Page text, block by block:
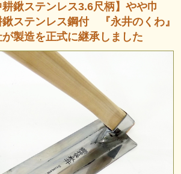
鍬ステンレス3.6尺柄】やや巾
ステンレス鋼付 『永井のくわ』
が製造を正式に継承しました